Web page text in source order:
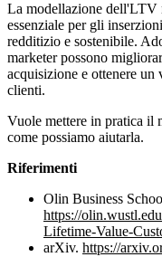
La modellazione dell'LTV
essenziale per gli
redditizio e sostenibile.
marketer possono
acquisizione e ottenere un
clienti.
Vuole mettere in pratica il
come possiamo aiutarla.
Riferimenti
Olin Business
https://
Lifetime-Value-
arXiv. https://